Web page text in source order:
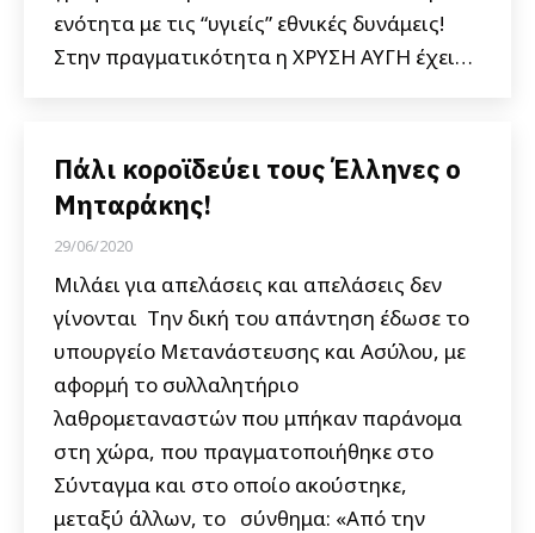
ενότητα με τις “υγιείς” εθνικές δυνάμεις!
Στην πραγματικότητα η ΧΡΥΣΗ ΑΥΓΗ έχει…
Πάλι κοροϊδεύει τους Έλληνες ο
Μηταράκης!
29/06/2020
Μιλάει για απελάσεις και απελάσεις δεν
γίνονται Την δική του απάντηση έδωσε το
υπουργείο Μετανάστευσης και Ασύλου, με
αφορμή το συλλαλητήριο
λαθρομεταναστών που μπήκαν παράνομα
στη χώρα, που πραγματοποιήθηκε στο
Σύνταγμα και στο οποίο ακούστηκε,
μεταξύ άλλων, το σύνθημα: «Από την